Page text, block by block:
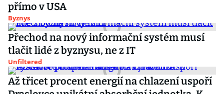
přímo v USA
Byznys
Přechod na nový informační systém musí
tlačit lidé z byznysu, ne z IT
Unfiltered
Až třicet procent energií na chlazení uspoří